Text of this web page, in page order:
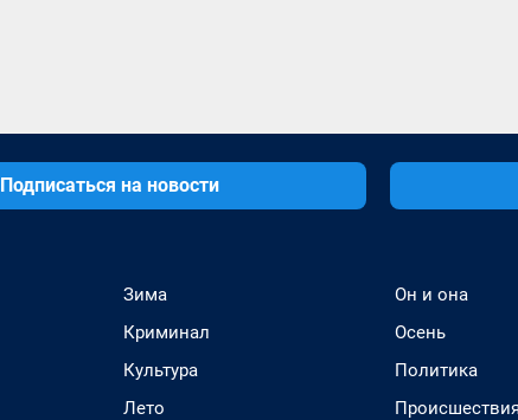
Подписаться на новости
Зима
Криминал
Культура
Лето
Он и она
Осень
Политика
Происшествия